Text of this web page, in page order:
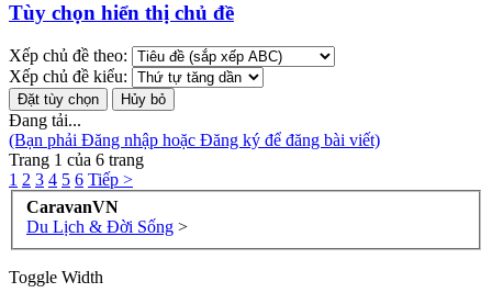
Tùy chọn hiển thị chủ đề
Xếp chủ đề theo:
Xếp chủ đề kiểu:
Đang tải...
(Bạn phải Đăng nhập hoặc Đăng ký để đăng bài viết)
Trang 1 của 6 trang
1 2 3 4 5 6 Tiếp >
CaravanVN
Du Lịch & Đời Sống >
Toggle Width